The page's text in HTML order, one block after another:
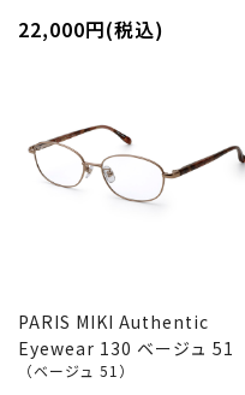
22,000円(税込)
PARIS MIKI Authentic
Eyewear 130 ベージュ 51
（ベージュ 51）